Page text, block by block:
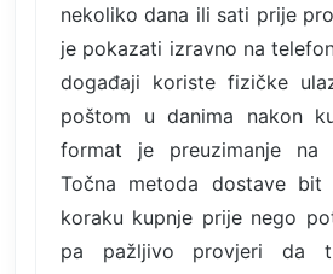
nekoliko dana ili sati prije
je pokazati izravno na
događaji koriste fizičke
poštom u danima nakon
format je preuzimanje na
Točna metoda dostave
koraku kupnje prije nego
pa pažljivo provjeri da